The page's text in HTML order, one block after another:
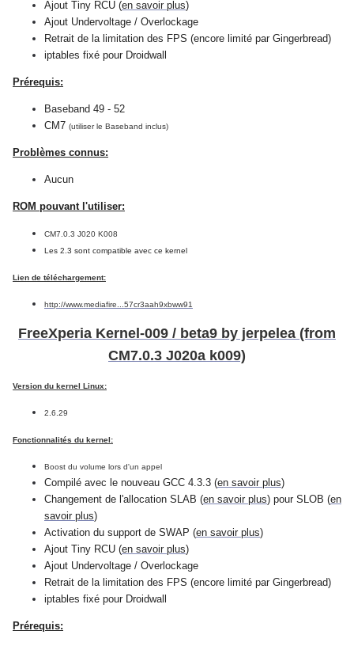
Ajout Tiny RCU (en savoir plus)
Ajout Undervoltage / Overlockage
Retrait de la limitation des FPS (encore limité par Gingerbread)
iptables fixé pour Droidwall
Prérequis:
Baseband 49 - 52
CM7 (utiliser le Baseband inclus)
Problèmes connus:
Aucun
ROM pouvant l'utiliser:
CM7.0.3 J020 K008
Les 2.3 sont compatible avec ce kernel
Lien de téléchargement:
http://www.mediafire...57cr3aah9xbww91
FreeXperia Kernel-009 / beta9 by jerpelea (from
CM7.0.3 J020a k009)
Version du kernel Linux:
2.6.29
Fonctionnalités du kernel:
Boost du volume lors d'un appel
Compilé avec le nouveau GCC 4.3.3 (en savoir plus)
Changement de l'allocation SLAB (en savoir plus) pour SLOB (en
savoir plus)
Activation du support de SWAP (en savoir plus)
Ajout Tiny RCU (en savoir plus)
Ajout Undervoltage / Overlockage
Retrait de la limitation des FPS (encore limité par Gingerbread)
iptables fixé pour Droidwall
Prérequis: